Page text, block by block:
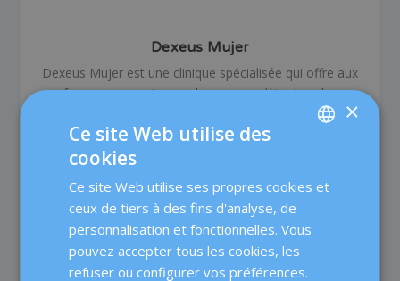
Dexeus Mujer
Dexeus Mujer est une clinique spécialisée qui offre aux
femmes une prise en charge complète dans les
domaines de l'obstétrique, de la gynécologie et de la
médecine de la reproduction, un centre pionnier dans
son domaine, avec plus de 80 ans d’expérience. Nous
professionels spécialisés dont l’objectif est de prendre
soin de la santé des femmes à toutes les étapes de leur
vie et de proposer un traitement médical de qualité
grâce à un travail en équipe et à des technologies à la
CATALÀ
×
Ce site Web utilise des
cookies
Ce site Web utilise ses propres cookies et
ceux de tiers à des fins d'analyse, de
personnalisation et fonctionnelles. Vous
pouvez accepter tous les cookies, les
refuser ou configurer vos préférences.